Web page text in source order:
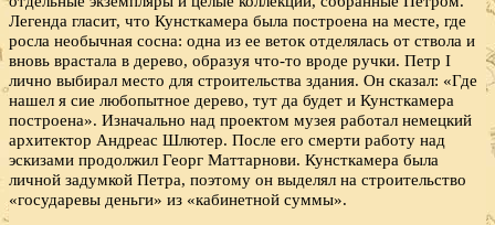
Легенда гласит, что Кунсткамера была построена на месте, где
росла необычная сосна: одна из ее веток отделялась от ствола и
вновь врастала в дерево, образуя что-то вроде ручки. Петр I
лично выбирал место для строительства здания. Он сказал: «Где
нашел я сие любопытное дерево, тут да будет и Кунсткамера
построена». Изначально над проектом музея работал немецкий
архитектор Андреас Шлютер. После его смерти работу над
эскизами продолжил Георг Маттарнови. Кунсткамера была
личной задумкой Петра, поэтому он выделял на строительство
«государевы деньги» из «кабинетной суммы».